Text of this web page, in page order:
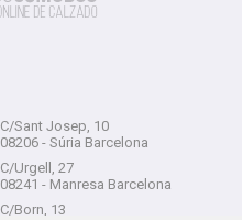
C/Sant Josep, 10
08206 - Súria Barcelona
C/Urgell, 27
08241 - Manresa Barcelona
C/Born, 13